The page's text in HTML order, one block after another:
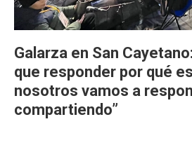
Galarza en San
que responder por qué
nosotros vamos a
compartiendo”